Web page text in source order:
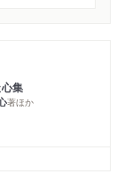
集
著ほか